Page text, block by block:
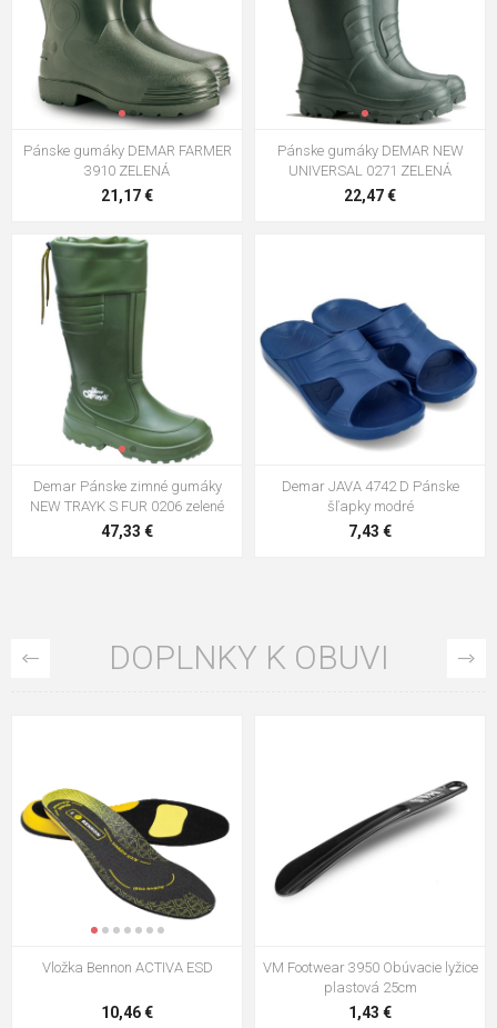
Pánske gumáky DEMAR FARMER
3910 ZELENÁ
21,17 €
Pánske gumáky DEMAR NEW
UNIVERSAL 0271 ZELENÁ
22,47 €
Demar Pánske zimné gumáky
NEW TRAYK S FUR 0206 zelené
47,33 €
Demar JAVA 4742 D Pánske
šľapky modré
7,43 €
DOPLNKY K OBUVI
VM Footwear 3009 Vkladacia
5,21 €
VM Footwear 3102 Šnúrky ploché
0,79 €